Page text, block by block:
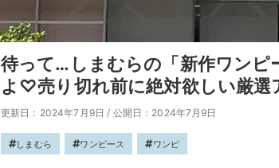
待って…しまむらの「新作ワンピ
よ♡売り切れ前に絶対欲しい厳選
更新日：2024年7月9日 / 公開日：2024年7月9日
しまむら ワンピース ワンピ